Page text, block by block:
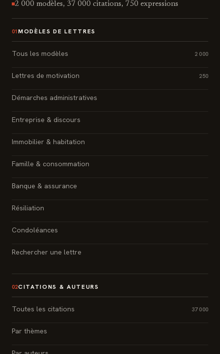
2 000 modèles, 37 000 citations, 750 expressions
01 MODÈLES DE LETTRES
Tous les modèles 2 000
Lettres de motivation 250
Démarches administratives
Entreprise & discours
Immobilier & habitation
Famille & consommation
Banque & assurance
Résiliation
Condoléances
Rechercher une lettre
02CITATIONS & AUTEURS
Toutes les citations 37 000
Par thèmes